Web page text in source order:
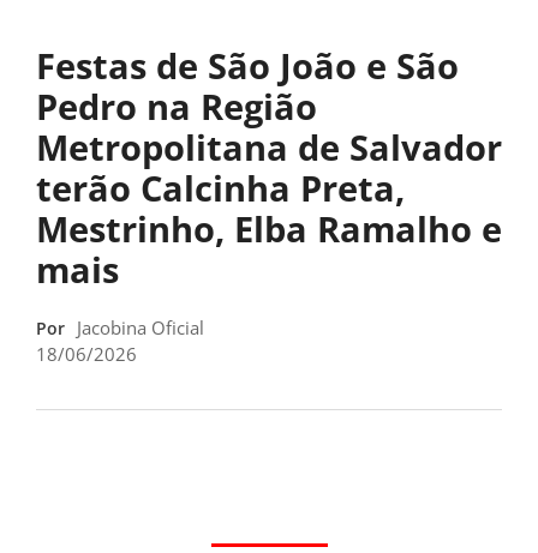
Festas de São João e São
Pedro na Região
Metropolitana de Salvador
terão Calcinha Preta,
Mestrinho, Elba Ramalho e
mais
Por Jacobina Oficial
18/06/2026